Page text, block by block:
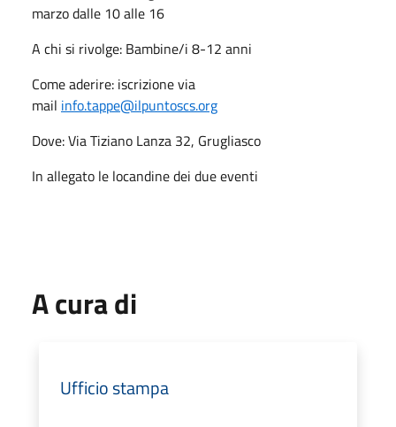
marzo dalle 10 alle 16
A chi si rivolge: Bambine/i 8-12 anni
Come aderire: iscrizione via
mail info.tappe@ilpuntoscs.org
Dove: Via Tiziano Lanza 32, Grugliasco
In allegato le locandine dei due eventi
A cura di
Ufficio stampa